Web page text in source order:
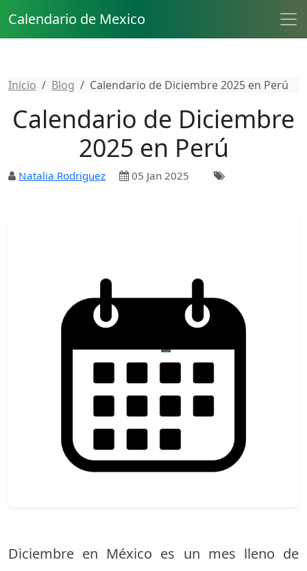
Calendario de Mexico
Inicio Blog Calendario de Diciembre 2025 en Perú
Calendario de Diciembre
2025 en Perú
Natalia Rodriguez 05 Jan 2025
Diciembre en México es un mes lleno de